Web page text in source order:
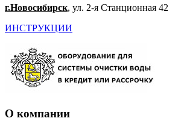
г.Новосибирск, ул. 2-я Станционная 42
ИНСТРУКЦИИ
О компании